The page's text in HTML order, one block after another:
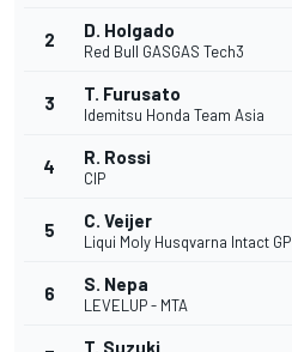
2 D. Holgado
Red Bull GASGAS Tech3
3 T. Furusato
Idemitsu Honda Team Asia
4 R. Rossi
CIP
5 C. Veijer
Liqui Moly Husqvarna Intact GP
6 S. Nepa
LEVELUP - MTA
T. Suzuki